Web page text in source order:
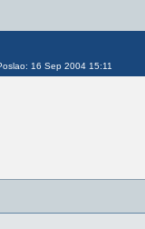
16 Sep 2004 15:11